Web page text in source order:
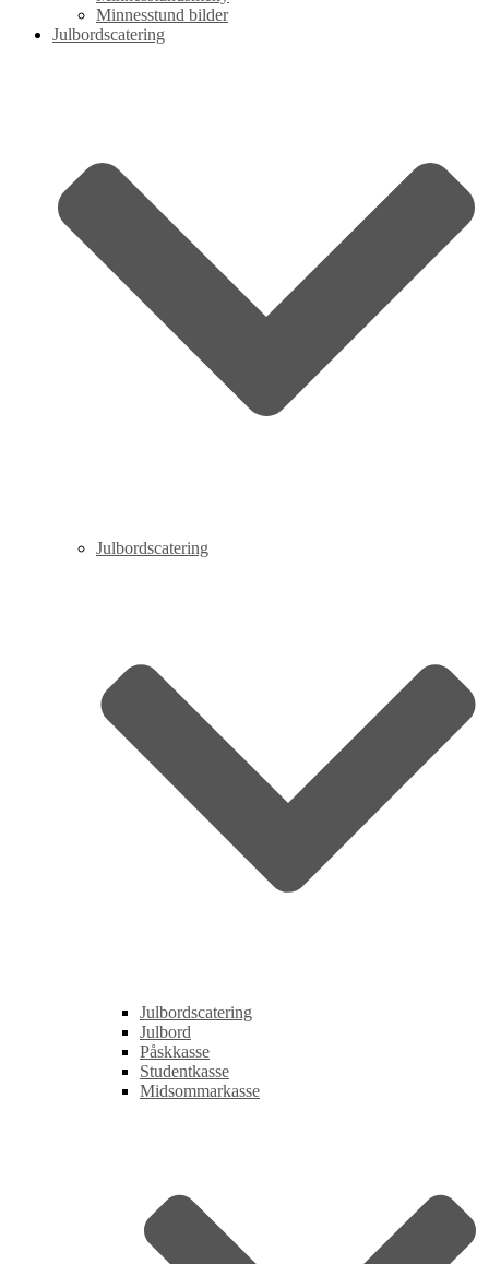
Minnesstund bilder
Julbordscatering
Julbordscatering
Julbordscatering
Julbord
Påskkasse
Studentkasse
Midsommarkasse